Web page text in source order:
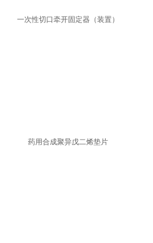
一次性切口牵开固定器（装置）
药用合成聚异戊二烯垫片